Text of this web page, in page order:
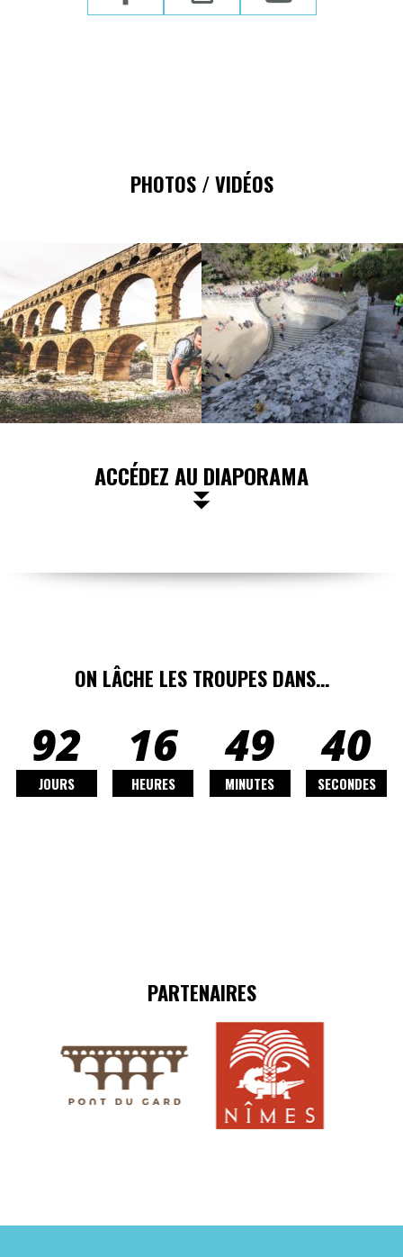
PHOTOS / VIDÉOS
ACCÉDEZ AU DIAPORAMA
ON LÂCHE LES TROUPES DANS…
92
JOURS
16
HEURES
49
MINUTES
40
SECONDES
PARTENAIRES